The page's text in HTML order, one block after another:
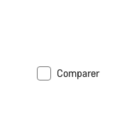
Comparer